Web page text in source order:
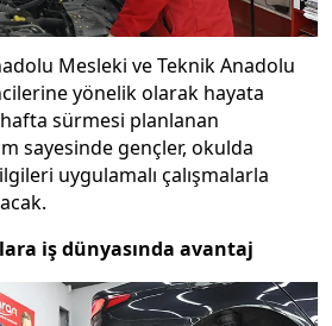
Mesleki ve Teknik Anadolu
yönelik olarak hayata
sürmesi planlanan
sayesinde gençler, okulda
uygulamalı çalışmalarla
iş dünyasında avantaj